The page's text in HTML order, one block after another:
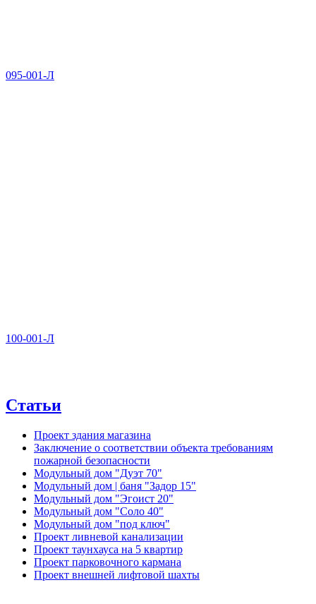
095-001-Л
100-001-Л
Статьи
Проект здания магазина
Заключение о соответствии объекта требованиям
пожарной безопасности
Модульный дом "Дуэт 70"
Модульный дом | баня "Задор 15"
Модульный дом "Эгоист 20"
Модульный дом "Соло 40"
Модульный дом "под ключ"
Проект ливневой канализации
Проект таунхауса на 5 квартир
Проект парковочного кармана
Проект внешней лифтовой шахты